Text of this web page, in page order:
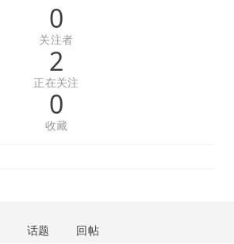
0
关注者
2
正在关注
0
收藏
话题 回帖